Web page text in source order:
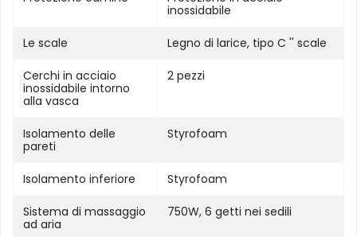
inossidabile
Le scale Legno di larice, tipo C '' scale
Cerchi in acciaio
inossidabile intorno
alla vasca
2 pezzi
Isolamento delle
pareti
Styrofoam
Isolamento inferiore Styrofoam
Sistema di massaggio
ad aria
750W, 6 getti nei sedili